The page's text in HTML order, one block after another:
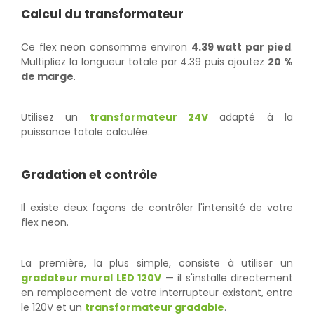
Calcul du transformateur
Ce flex neon consomme environ 4.39 watt par pied.
Multipliez la longueur totale par 4.39 puis ajoutez 20 %
de marge.
Utilisez un transformateur 24V adapté à la
puissance totale calculée.
Gradation et contrôle
Il existe deux façons de contrôler l'intensité de votre
flex neon.
La première, la plus simple, consiste à utiliser un
gradateur mural LED 120V — il s'installe directement
en remplacement de votre interrupteur existant, entre
le 120V et un transformateur gradable.